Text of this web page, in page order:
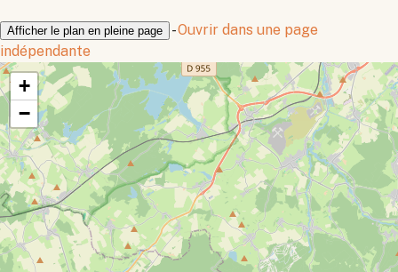
Afficher le plan en pleine page -Ouvrir dans une page
indépendante